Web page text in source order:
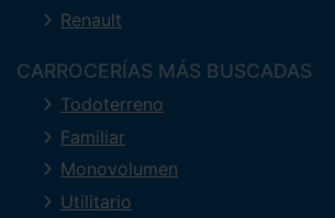
Renault
CARROCERÍAS MÁS BUSCADAS
Todoterreno
Familiar
Monovolumen
Utilitario